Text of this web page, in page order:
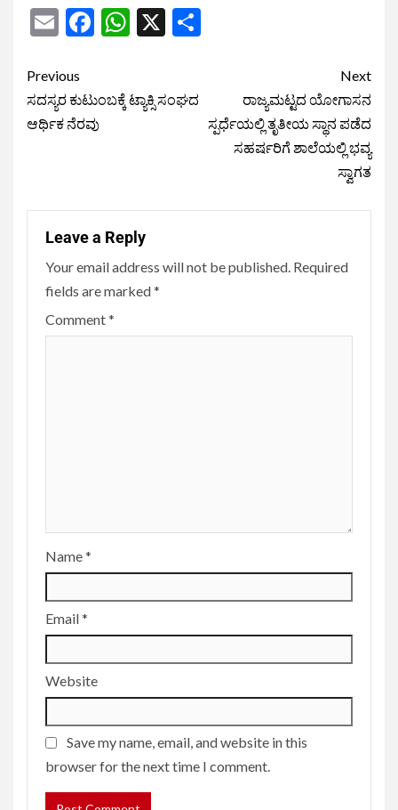
EmailFacebook
WhatsApp
X
Previous
ಸದಸ್ಯರ ಕುಟುಂಬಕ್ಕೆ ಟ್ಯಾಕ್ಸಿ ಸಂಘದ
ಆರ್ಥಿಕ ನೆರವು
Next
ರಾಜ್ಯಮಟ್ಟದ ಯೋಗಾಸನ
ಸ್ಪರ್ಧೆಯಲ್ಲಿ ತೃತೀಯ ಸ್ಥಾನ ಪಡೆದ
ಸಹರ್ಷರಿಗೆ ಶಾಲೆಯಲ್ಲಿ ಭವ್ಯ
ಸ್ವಾಗತ
Leave a Reply
Your email address will not be published. Required
fields are marked*
Comment*
Name*
Email*
Website
Save my name, email, and website in this
browser for the next time I comment.